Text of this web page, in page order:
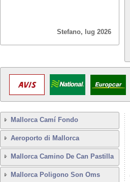
Stefano, lug 2026
Mallorca Camí Fondo
Aeroporto di Mallorca
Mallorca Camino De Can Pastilla
Mallorca Poligono Son Oms